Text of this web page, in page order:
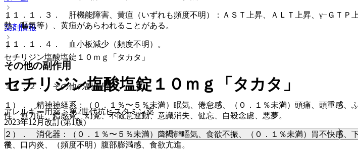
１１．１．３． 肝機能障害、黄疸（いずれも頻度不明）：ＡＳＴ上昇、ＡＬＴ上昇、γ−ＧＴ
熱、嘔気等）、黄疸があらわれることがある。
１１．１．４． 血小板減少（頻度不明）。
その他の副作用
１１．２． その他の副作用
１）． 精神神経系：（０．１％〜５％未満）眠気、倦怠感、（０．１％未満）頭痛、頭重感
性、無力症、錯感覚、幻覚、不随意運動、意識消失、健忘、自殺念慮、悪夢。
２）． 消化器：（０．１％〜５％未満）口渇、嘔気、食欲不振、（０．１％未満）胃不快感
常、口内炎、（頻度不明）腹部膨満感、食欲亢進。
薬剤情報
セチリジン塩酸塩錠１０ｍｇ「タカタ」
セチリジン塩酸塩錠１０ｍｇ「タカタ」
アレルギー用薬 > 第2世代抗ヒスタミン薬
2023年12月改訂(第1版)
薬剤情報
後